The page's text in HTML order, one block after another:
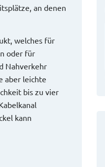
an denen
welches für
oder für
Nahverkehr
aber leichte
bis zu vier
kann